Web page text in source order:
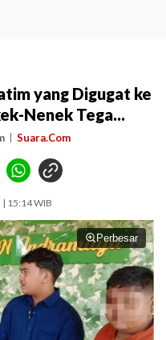
yang Digugat ke
Nenek Tega...
Suara.Com
| 15:14 WIB
Perbesar